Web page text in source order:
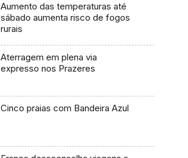
Aumento das temperaturas até
sábado aumenta risco de fogos
rurais
Aterragem em plena via
expresso nos Prazeres
Cinco praias com Bandeira Azul